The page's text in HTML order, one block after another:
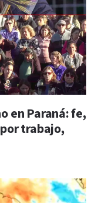
en Paraná: fe,
trabajo,